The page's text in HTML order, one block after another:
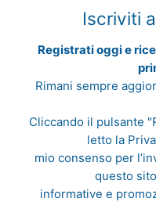
Iscriviti
Registrati oggi e
Rimani sempre
Cliccando il pulsante
letto la
mio consenso per
questo
informative e